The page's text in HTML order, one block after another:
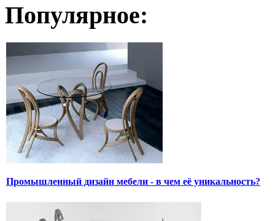
Популярное:
Промышленный дизайн мебели - в чем её уникальность?